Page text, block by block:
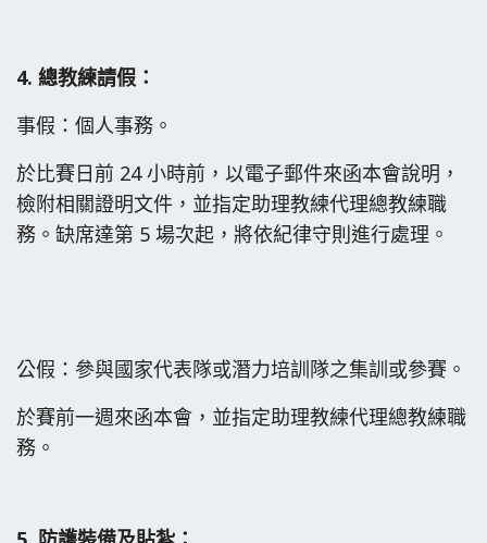
4. 總教練請假：
事假：個人事務。
於比賽日前 24 小時前，以電子郵件來函本會說明，
檢附相關證明文件， 並指定助理教練代理總教練職
務。 缺席達第 5 場次起，將依紀律守則進行處理 。
公假：參與國家代表隊或潛力培訓隊之集訓或參賽。
於賽前一週來函本會，並指定助理教練代理總教練職
務。